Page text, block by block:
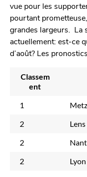
vue pour les
pourtant
grandes largeurs. La
actuellement: est-ce
d’août? Les
Classem
ent
1 Metz
2
Lens
2
2
Lyon